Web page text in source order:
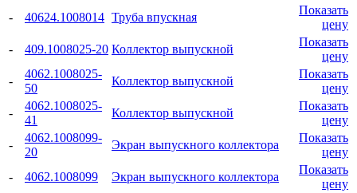
-
40624.1008014 Труба впускная
Показать
цену
-
409.1008025-20 Коллектор выпускной
Показать
цену
-
4062.1008025-
50
Коллектор выпускной
Показать
цену
-
4062.1008025-
41
Коллектор выпускной
Показать
цену
-
4062.1008099-
20
Экран выпускного коллектора
Показать
цену
-
4062.1008099 Экран выпускного коллектора
Показать
цену